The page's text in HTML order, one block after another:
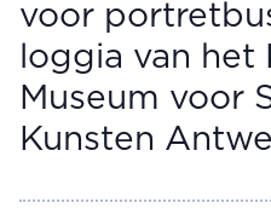
voor
loggia van het
Museum voor
Kunsten